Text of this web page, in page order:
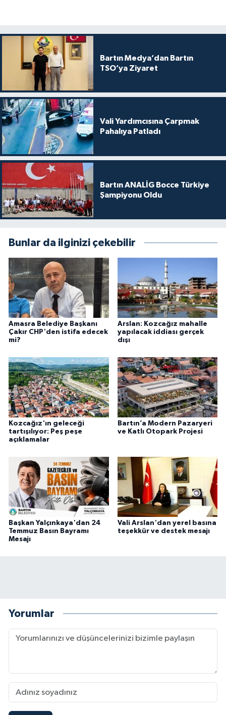
Bartın Medya’dan Bartın
TSO’ya Ziyaret
Vali Yardımcısına Çarpmak
Pahalıya Patladı
Bartın ANALİG Bocce Türkiye
Şampiyonu Oldu
Bunlar da ilginizi çekebilir
Amasra Belediye Başkanı
Çakır CHP'den istifa edecek
mi?
Arslan: Kozcağız mahalle
yapılacak iddiası gerçek
dışı
Kozcağız'ın geleceği
tartışılıyor: Peş peşe
açıklamalar
Bartın’a Modern Pazaryeri
ve Katlı Otopark Projesi
Başkan Yalçınkaya'dan 24
Temmuz Basın Bayramı
Mesajı
Vali Arslan'dan yerel basına
teşekkür ve destek mesajı
Yorumlar